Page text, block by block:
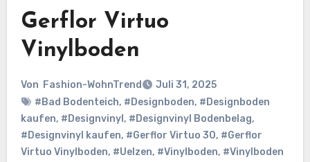
Gerflor Virtuo
Vinylboden
Von Fashion-WohnTrend
Juli 31, 2025
#Bad Bodenteich, #Designboden, #Designboden
kaufen, #Designvinyl , #Designvinyl Bodenbelag,
#Designvinyl kaufen, #Gerflor Virtuo 30, #Gerflor
Virtuo Vinylboden, #Uelzen, #Vinylboden, #Vinylboden